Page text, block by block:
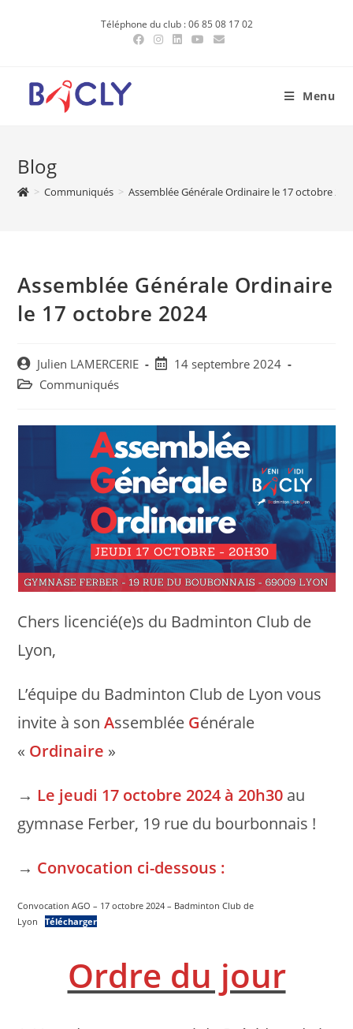
Téléphone du club : 06 85 08 17 02
Menu
Blog
> Communiqués > Assemblée Générale Ordinaire le 17 octobre
Assemblée Générale Ordinaire
le 17 octobre 2024
Post
author:
Julien LAMERCERIE
Post14 septembre 2024
Post Communiqués
Chers licencié(e)s du Badminton Club de
Lyon,
L’équipe du Badminton Club de Lyon vous
invite à sonAssemblée Générale
« Ordinaire »
→ Le jeudi 17 octobre 2024 à 20h30 au
gymnase Ferber, 19 rue du bourbonnais !
→ Convocation ci-dessous :
Convocation AGO – 17 octobre 2024 – Badminton Club de
Lyon
Télécharger
Ordre du jour